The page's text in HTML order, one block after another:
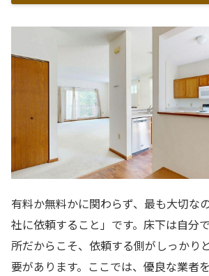
有料か無料かに関わらず、最も大切な
社に依頼すること」です。床下は自分
所だからこそ、依頼する側がしっかり
要があります。ここでは、優良な業者